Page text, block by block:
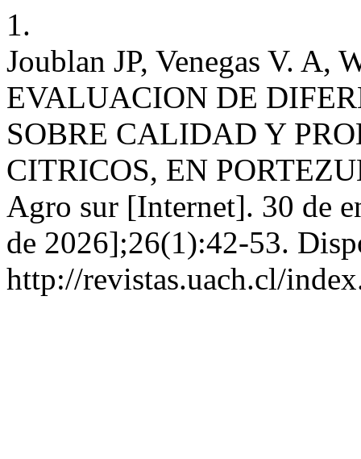
1.
Joublan JP, Venegas V. A,
EVALUACION DE
SOBRE CALIDAD Y
CITRICOS, EN
Agro sur [Internet]. 30 de
de 2026];26(1):42-53.
http://revistas.uach.cl/